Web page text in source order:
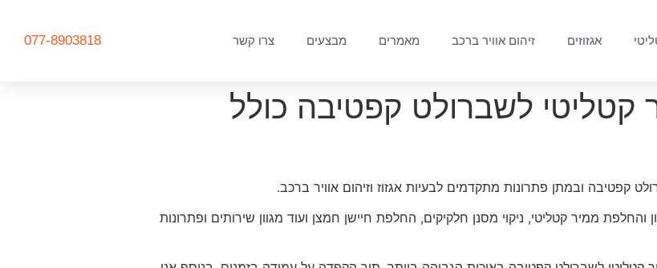
אגזוזים זיהום אוויר ברכב מאמרים מבצעים צרו קשר 077-8903818
לשברולט קפטיבה כולל
ובמתן פתרונות מתקדמים לבעיות אגזוז וזיהום אוויר ברכב.
ממיר קטליטי, ניקוי מסנן חלקיקים, החלפת חיישן חמצן ועוד מגוון שירותים ופתרונות